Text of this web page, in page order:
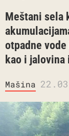
Meštani sela
otpadne
kao i
Mašina